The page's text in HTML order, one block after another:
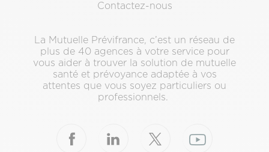
Contactez-nous
La Mutuelle Prévifrance, c’est un réseau de
plus de 40 agences à votre service pour
vous aider à trouver la solution de mutuelle
santé et prévoyance adaptée à vos
attentes que vous soyez particuliers ou
professionnels.